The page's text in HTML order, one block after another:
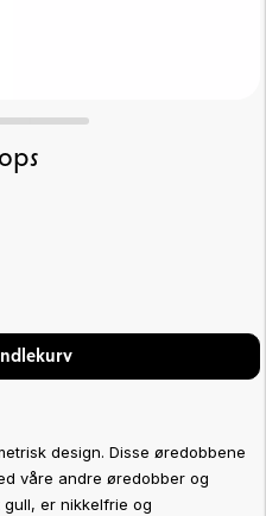
design. Disse øredobbene
våre andre øredobber og
gull, er nikkelfrie og